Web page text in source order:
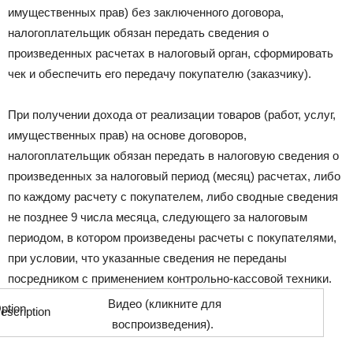
имущественных прав) без заключенного договора,
налогоплательщик обязан передать сведения о
произведенных расчетах в налоговый орган, сформировать
чек и обеспечить его передачу покупателю (заказчику).
При получении дохода от реализации товаров (работ, услуг,
имущественных прав) на основе договоров,
налогоплательщик обязан передать в налоговую сведения о
произведенных за налоговый период (месяц) расчетах, либо
по каждому расчету с покупателем, либо сводные сведения
не позднее 9 числа месяца, следующего за налоговым
периодом, в котором произведены расчеты с покупателями,
при условии, что указанные сведения не переданы
посредником с применением контрольно-кассовой техники.
Видео (кликните для
воспроизведения).